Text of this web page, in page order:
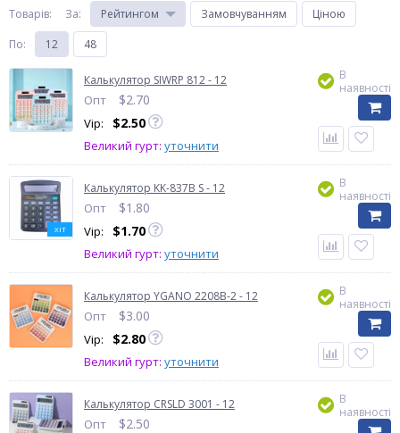
Товарів: За: Рейтингом Замовчуванням
Ціною
По: 12 48
Калькулятор SIWRP 812 - 12
Опт $2.70
Vip: $2.50
Великий гурт: уточнити
В
наявності
ХІТ
Калькулятор KK-837B S - 12
Опт $1.80
Vip: $1.70
Великий гурт: уточнити
В
наявності
Калькулятор YGANO 2208B-2 - 12
Опт $3.00
Vip: $2.80
Великий гурт: уточнити
В
наявності
Калькулятор CRSLD 3001 - 12
Опт $2.50
В
наявності